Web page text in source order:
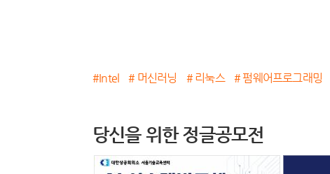
#Intel # 머신러닝 # 리눅스 # 펌웨어프로그래밍
당신을 위한 정글공모전